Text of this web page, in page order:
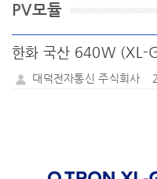
PV모듈
한화 국산 640W (XL-
대덕전자통신 주식회사